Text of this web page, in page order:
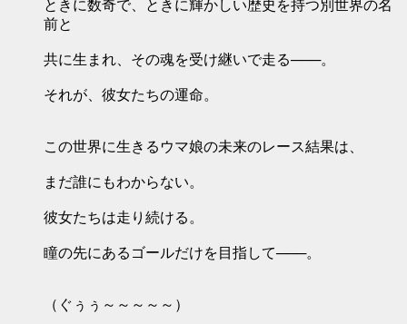
ときに数奇で、ときに輝かしい歴史を持つ別世界の名
前と
共に生まれ、その魂を受け継いで走る───。
それが、彼女たちの運命。
この世界に生きるウマ娘の未来のレース結果は、
まだ誰にもわからない。
彼女たちは走り続ける。
瞳の先にあるゴールだけを目指して───。
（ぐぅぅ～～～～～）